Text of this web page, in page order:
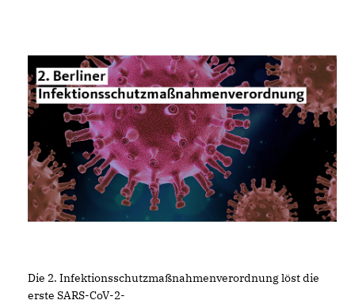
Die 2. Infektionsschutzmaßnahmenverordnung löst die
erste SARS-CoV-2-